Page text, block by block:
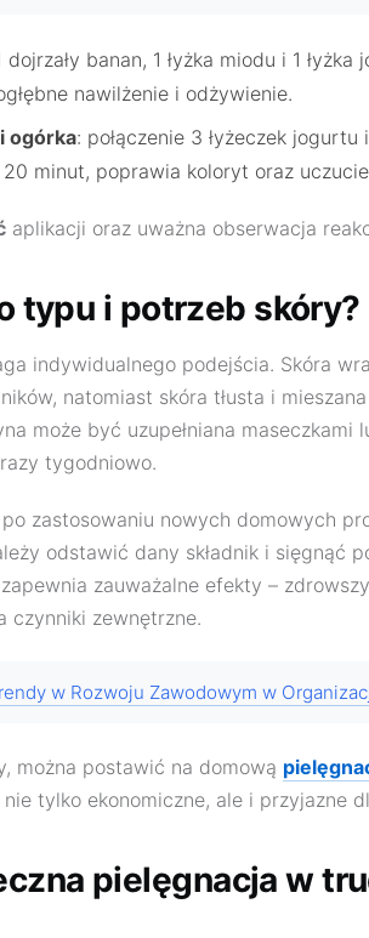
dojrzały banan, 1 łyżka miodu i 1 łyżka
nawilżenie i odżywienie.
ogórka: połączenie 3 łyżeczek
minut, poprawia koloryt oraz
aplikacji oraz uważna obserwacja
typu i potrzeb skóry?
indywidualnego podejścia. Skóra
natomiast skóra tłusta i
może być uzupełniana maseczkami
tygodniowo.
zastosowaniu nowych domowych
odstawić dany składnik i sięgnąć
zauważalne efekty –
czynniki zewnętrzne.
w Rozwoju Zawodowym w
można postawić na domową
tylko ekonomiczne, ale i przyjazne
pielęgnacja w